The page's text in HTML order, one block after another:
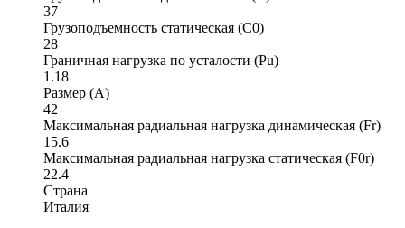
37
Грузоподъемность статическая (C0)
28
Граничная нагрузка по усталости (Pu)
1.18
Размер (A)
42
Максимальная радиальная нагрузка динамическая (Fr)
15.6
Максимальная радиальная нагрузка статическая (F0r)
22.4
Страна
Италия